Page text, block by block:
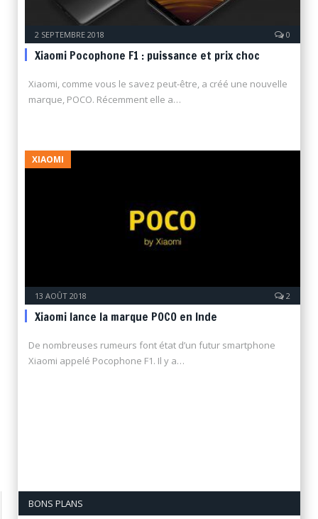
2 SEPTEMBRE 2018 0
Xiaomi Pocophone F1 : puissance et prix choc
Xiaomi, comme vous le savez peut-être, a créé une nouvelle
marque, POCO. Récemment elle a…
XIAOMI
13 AOÛT 2018 2
Xiaomi lance la marque POCO en Inde
De nombreuses rumeurs font état d’un futur smartphone
Xiaomi appelé Pocophone F1. Il y a…
BONS PLANS